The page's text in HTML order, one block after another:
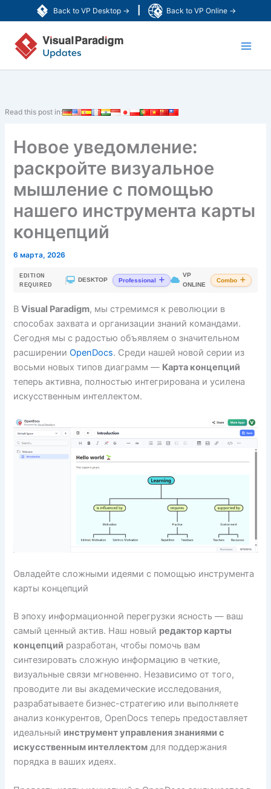
Back to VP Desktop → Back to VP Online →
к
содержимому
Read this post in:
Новое уведомление:
раскройте визуальное
мышление с помощью
нашего инструмента карты
концепций
6 марта, 2026
EDITION
REQUIRED
DESKTOP Professional
VP
ONLINE
Combo
ВVisual Paradigm, мы стремимся к революции в
способах захвата и организации знаний командами.
Сегодня мы с радостью объявляем о значительном
расширенииOpenDocs. Среди нашей новой серии из
восьми новых типов диаграмм — Карта концепций
теперь активна, полностью интегрирована и усилена
искусственным интеллектом.
Овладейте сложными идеями с помощью инструмента
карты концепций
В эпоху информационной перегрузки ясность — ваш
самый ценный актив. Наш новый редактор карты
концепций разработан, чтобы помочь вам
синтезировать сложную информацию в четкие,
визуальные связи мгновенно. Независимо от того,
проводите ли вы академические исследования,
разрабатываете бизнес-стратегию или выполняете
анализ конкурентов, OpenDocs теперь предоставляет
идеальный инструмент управления знаниями с
искусственным интеллектом для поддержания
порядка в ваших идеях.